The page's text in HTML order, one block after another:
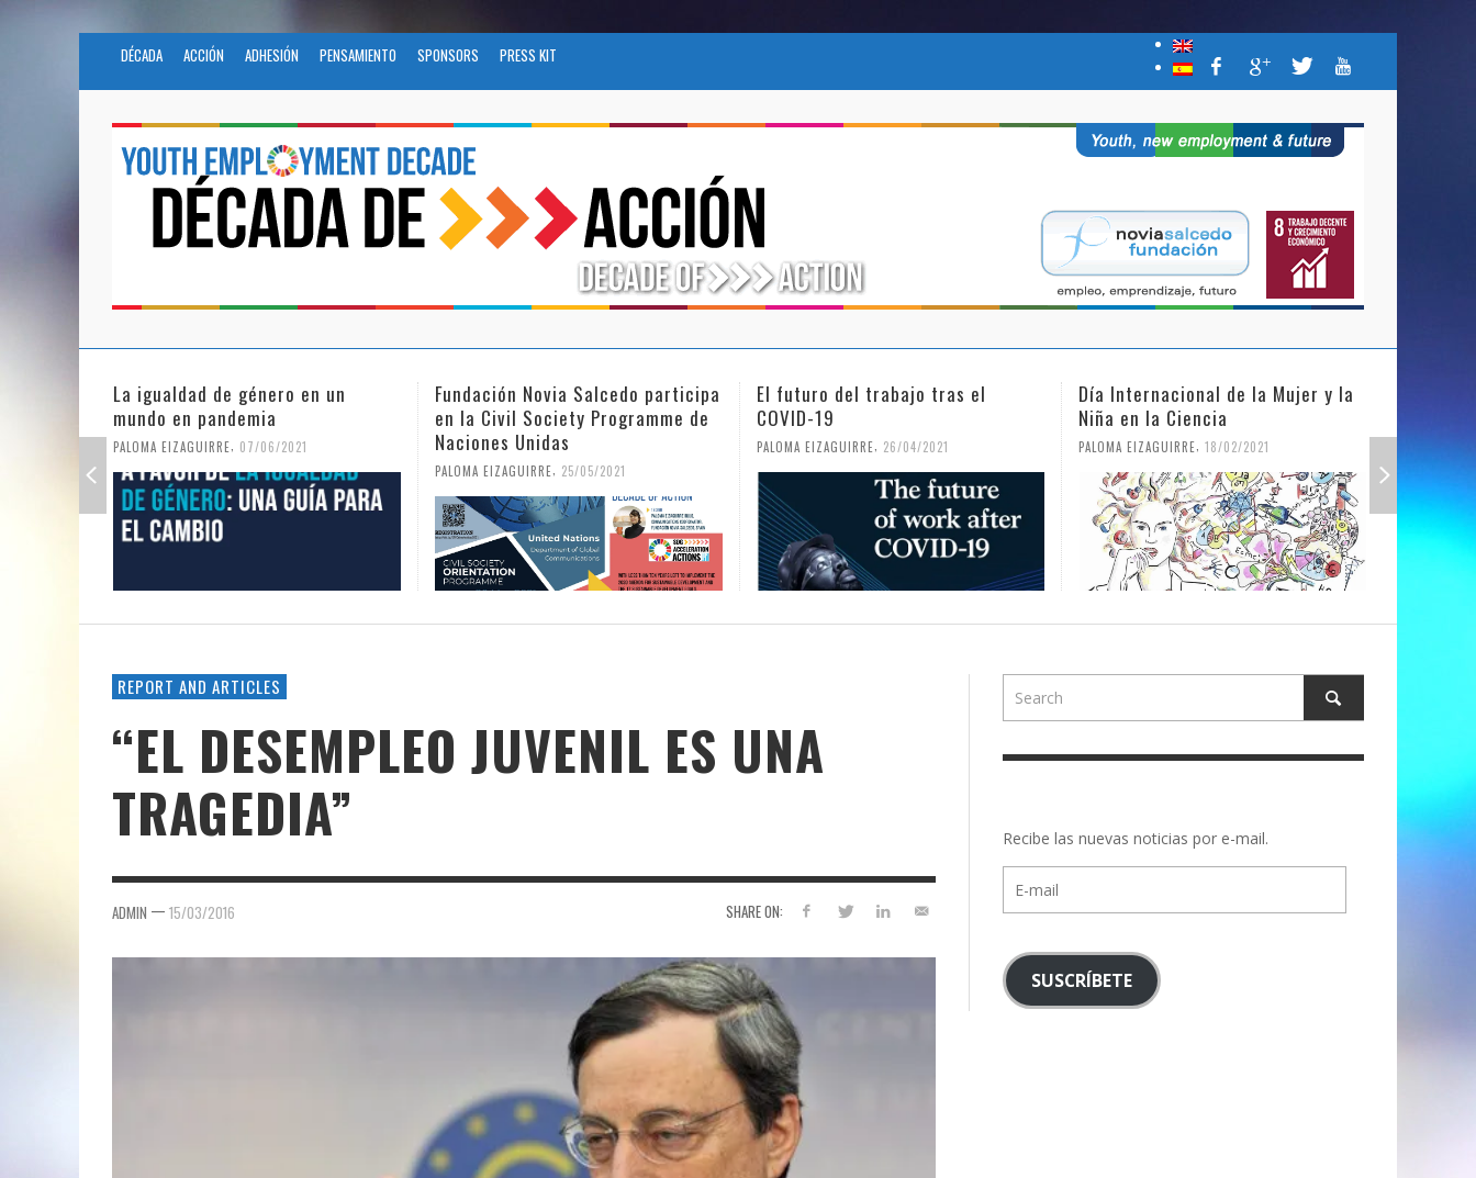
DÉCADA ACCIÓN ADHESIÓN PENSAMIENTO SPONSORS PRESS KIT
Fundación Novia Salcedo participa
en la Civil Society Programme de
Naciones Unidas
PALOMA EIZAGUIRRE, 25/05/2021
El futuro del trabajo tras el
COVID-19
PALOMA EIZAGUIRRE
Día Internacional de la Mujer y la
Niña en la Ciencia
PALOMA EIZAGUIRRE, 18/02/2021
NSF colabora con la Campaña
“Join the Conversation. Be the
Change #UN75″
PALOMA EIZAGUIRRE, 01/02/2021
de
REPORT AND ARTICLES
“EL DESEMPLEO JUVENIL ES UNA
TRAGEDIA”
SHARE ON:
ADMIN — 15/03/2016
Recibe las nuevas noticias por e-mail.
mail
SUSCRÍBETE